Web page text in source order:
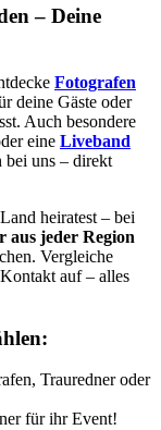
– Deine
Fotografen
deine Gäste oder
Auch besondere
eine Liveband
bei uns – direkt
heiratest – bei
aus jeder Region
Vergleiche
auf – alles
Trauredner oder
für ihr Event!